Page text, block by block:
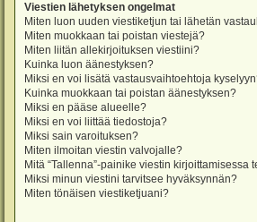
Viestien lähetyksen ongelmat
Miten luon uuden viestiketjun tai lähetän
Miten muokkaan tai poistan viestejä?
Miten liitän allekirjoituksen viestiini?
Kuinka luon äänestyksen?
Miksi en voi lisätä vastausvaihtoehtoja
Kuinka muokkaan tai poistan äänestyksen?
Miksi en pääse alueelle?
Miksi en voi liittää tiedostoja?
Miksi sain varoituksen?
Miten ilmoitan viestin valvojalle?
Mitä “Tallenna”-painike viestin kirjoittamisessa
Miksi minun viestini tarvitsee hyväksynnän?
Miten tönäisen viestiketjuani?